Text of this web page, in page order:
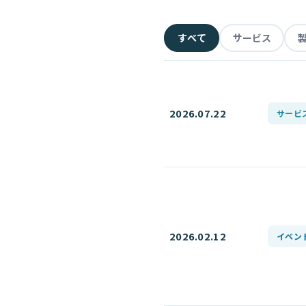
すべて サービス
2026.07.22 サービ
2026.02.12 イベン